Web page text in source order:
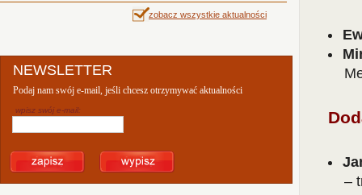
zobacz wszystkie aktualności
NEWSLETTER
Podaj nam swój e-mail, jeśli chcesz otrzymywać aktualności
wpisz swój e-mail:
–